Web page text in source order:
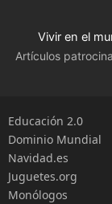
Vivir en el
Artículos
Educación 2.0
Dominio Mundial
Navidad.es
Juguetes.org
Monólogos